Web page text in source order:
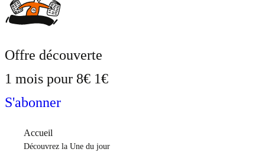
Offre découverte
1 mois pour 8€ 1€
S'abonner
Accueil
Découvrez la Une du jour